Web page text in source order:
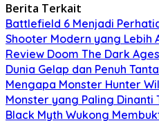
Berita Terkait
Battlefield 6 Menjadi
Shooter Modern yang Lebih
Review Doom The Dark
Dunia Gelap dan Penuh
Mengapa Monster Hunter
Monster yang Paling Dinanti
Black Myth Wukong